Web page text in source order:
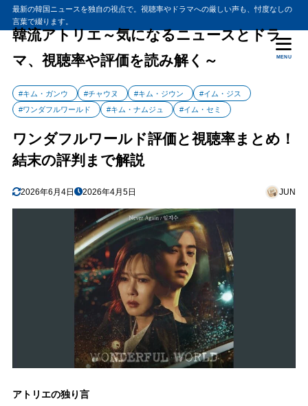
最新の韓国ニュースを独自の視点で。視聴率やドラマへの厳しい声も、忖度なしの
言葉で綴ります。
韓流アトリエ～気になるニュースとドラ
マ、視聴率や評価を読み解く～
MENU
#キム・ガンウ #チャウヌ #キム・ジウン
#イム・ジス
#ワンダフルワールド
#キム・ナムジュ #イム・セミ
ワンダフルワールド評価と視聴率まとめ！
結末の評判まで解説
2026年6月4日 2026年4月5日 JUN
アトリエの独り言